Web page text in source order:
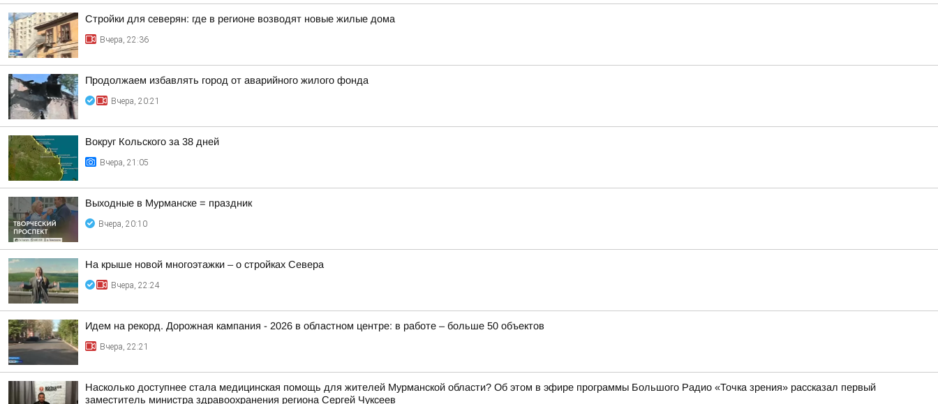
Стройки для северян: где в регионе возводят новые жилые дома
Вчера, 22:36
Продолжаем избавлять город от аварийного жилого фонда
Вчера, 20:21
Вокруг Кольского за 38 дней
Вчера, 21:05
Выходные в Мурманске = праздник
Вчера, 20:10
На крыше новой многоэтажки – о стройках Севера
Вчера, 22:24
Идем на рекорд. Дорожная кампания - 2026 в областном центре: в работе – больше 50 объектов
Вчера, 22:21
Насколько доступнее стала медицинская помощь для жителей Мурманской области? Об этом в эфире программы Большого Радио «Точка зрения» рассказал первый
заместитель министра здравоохранения региона Сергей Чуксеев